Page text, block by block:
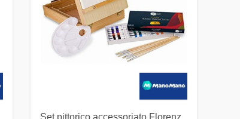
Set pittorico accessoriato Florenz,